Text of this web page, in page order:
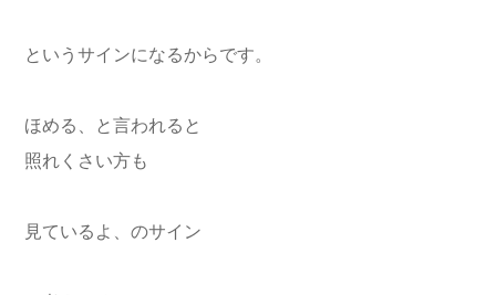
というサインになるからです。
ほめる、と言われると
照れくさい方も
見ているよ、のサイン